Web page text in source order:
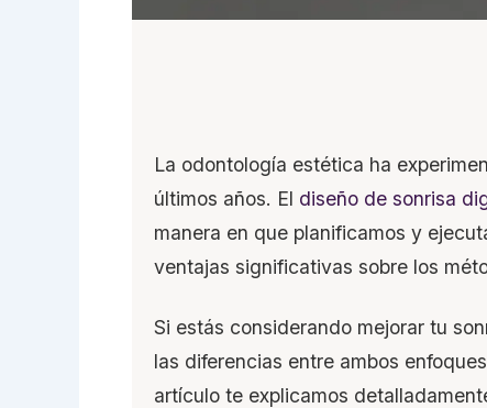
La odontología estética ha
últimos años. El diseño de sonrisa
manera en que planificamos y
ventajas significativas sobre los
Si estás considerando mejorar tu
las diferencias entre ambos
artículo te explicamos